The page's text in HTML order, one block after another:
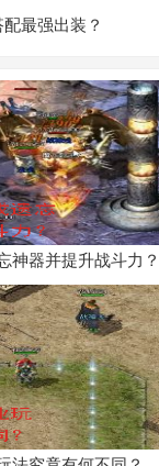
最强出装？
神器并提升战斗力？